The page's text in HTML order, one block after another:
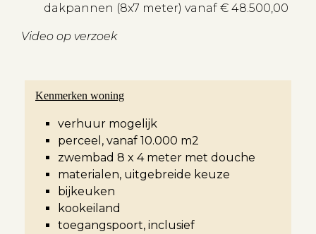
dakpannen (8x7 meter) vanaf € 48.500,00
Video op verzoek
Kenmerken woning
verhuur mogelijk
perceel, vanaf 10.000 m2
zwembad 8 x 4 meter met douche
materialen, uitgebreide keuze
bijkeuken
kookeiland
toegangspoort, inclusief